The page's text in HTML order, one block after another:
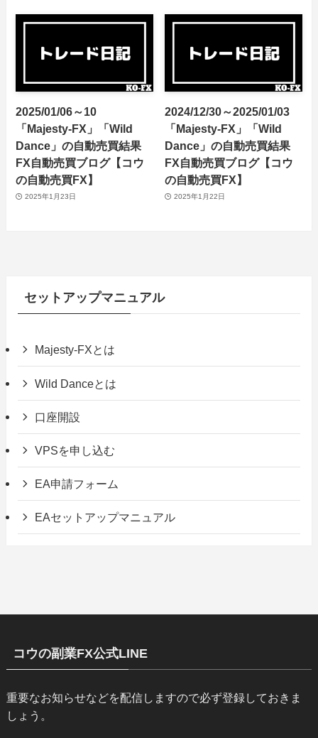
2025/01/06～10
「Majesty-FX」「Wild
Dance」の自動売買結果
FX自動売買ブログ【コウ
の自動売買FX】
2025年1月23日
2024/12/30～2025/01/03
「Majesty-FX」「Wild
Dance」の自動売買結果
FX自動売買ブログ【コウ
の自動売買FX】
2025年1月22日
セットアップマニュアル
Majesty-FXとは
Wild Danceとは
口座開設
VPSを申し込む
EA申請フォーム
EAセットアップマニュアル
コウの副業FX公式LINE
重要なお知らせなどを配信しますので必ず登録しておきま
しょう。